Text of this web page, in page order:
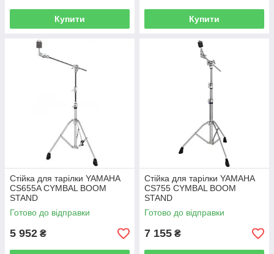
Купити Купити
Стійка для тарілки YAMAHA
CS655A CYMBAL BOOM
STAND
Готово до відправки
5 952 ₴
Стійка для тарілки YAMAHA
CS755 CYMBAL BOOM
STAND
Готово до відправки
7 155 ₴